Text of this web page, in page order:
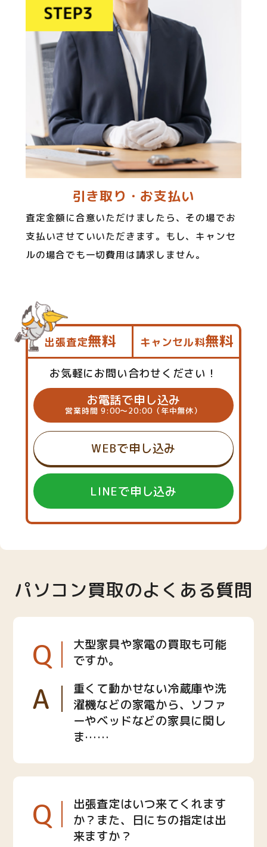
引き取り・お支払い
査定金額に合意いただけましたら、その場でお
支払いさせていいただきます。もし、キャンセ
ルの場合でも一切費用は請求しません。
出張査定無料 キャンセル料無料
お気軽にお問い合わせください！
お電話で申し込み
営業時間 9:00～20:00（年中無休）
WEBで申し込み
LINEで申し込み
パソコン買取のよくある質問
Q
大型家具や家電の買取も可能
ですか。
A
重くて動かせない冷蔵庫や洗
濯機などの家電から、ソファ
ーやベッドなどの家具に関し
ま……
Q
出張査定はいつ来てくれます
か？また、日にちの指定は出
来ますか？